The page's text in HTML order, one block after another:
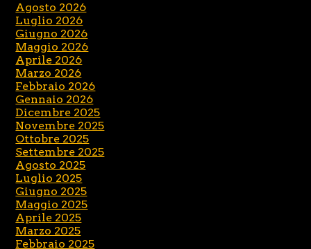
Agosto 2026
Luglio 2026
Giugno 2026
Maggio 2026
Aprile 2026
Marzo 2026
Febbraio 2026
Gennaio 2026
Dicembre 2025
Novembre 2025
Ottobre 2025
Settembre 2025
Agosto 2025
Luglio 2025
Giugno 2025
Maggio 2025
Aprile 2025
Marzo 2025
Febbraio 2025